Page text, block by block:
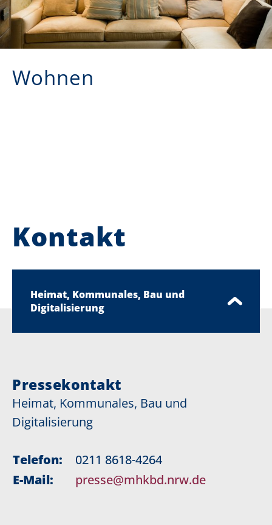
Wohnen
Kontakt
Heimat, Kommunales, Bau und
Digitalisierung
Pressekontakt
Heimat, Kommunales, Bau und
Digitalisierung
Telefon:
0211 8618-4264
E-Mail:
presse@mhkbd.nrw.de